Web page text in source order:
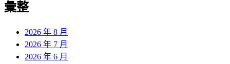
彙整
2026 年 8 月
2026 年 7 月
2026 年 6 月